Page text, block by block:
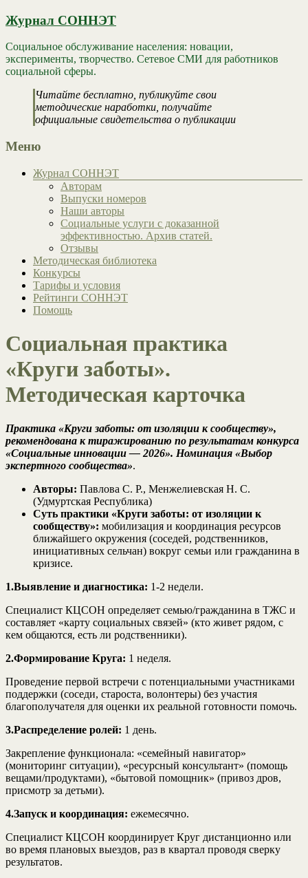
Журнал СОННЭТ
Социальное обслуживание населения: новации,
эксперименты, творчество. Сетевое СМИ для работников
социальной сферы.
Читайте бесплатно, публикуйте свои
методические наработки, получайте
официальные свидетельства о публикации
Меню
Журнал СОННЭТ
Авторам
Выпуски номеров
Наши авторы
Социальные услуги с доказанной
эффективностью. Архив статей.
Отзывы
Методическая библиотека
Конкурсы
Тарифы и условия
Рейтинги СОННЭТ
Помощь
Социальная практика
«Круги заботы».
Методическая карточка
Практика «Круги заботы: от изоляции к сообществу»,
рекомендована к тиражированию по результатам конкурса
«Социальные инновации — 2026». Номинация «Выбор
экспертного сообщества».
Авторы: Павлова С. Р., Менжелиевская Н. С.
(Удмуртская Республика)
Суть практики «Круги заботы: от изоляции к
сообществу»: мобилизация и координация ресурсов
ближайшего окружения (соседей, родственников,
инициативных сельчан) вокруг семьи или гражданина в
кризисе.
1.Выявление и диагностика: 1-2 недели.
Специалист КЦСОН определяет семью/гражданина в ТЖС и
составляет «карту социальных связей» (кто живет рядом, с
кем общаются, есть ли родственники).
2.Формирование Круга: 1 неделя.
Проведение первой встречи с потенциальными участниками
поддержки (соседи, староста, волонтеры) без участия
благополучателя для оценки их реальной готовности помочь.
3.Распределение ролей: 1 день.
Закрепление функционала: «семейный навигатор»
(мониторинг ситуации), «ресурсный консультант» (помощь
вещами/продуктами), «бытовой помощник» (привоз дров,
присмотр за детьми).
4.Запуск и координация: ежемесячно.
Специалист КЦСОН координирует Круг дистанционно или
во время плановых выездов, раз в квартал проводя сверку
результатов.